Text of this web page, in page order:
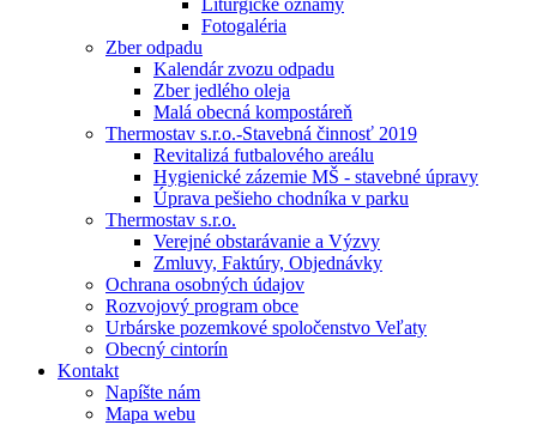
Liturgické oznamy
Fotogaléria
Zber odpadu
Kalendár zvozu odpadu
Zber jedlého oleja
Malá obecná kompostáreň
Thermostav s.r.o.-Stavebná činnosť 2019
Revitalizá futbalového areálu
Hygienické zázemie MŠ - stavebné úpravy
Úprava pešieho chodníka v parku
Thermostav s.r.o.
Verejné obstarávanie a Výzvy
Zmluvy, Faktúry, Objednávky
Ochrana osobných údajov
Rozvojový program obce
Urbárske pozemkové spoločenstvo Veľaty
Obecný cintorín
Kontakt
Napíšte nám
Mapa webu